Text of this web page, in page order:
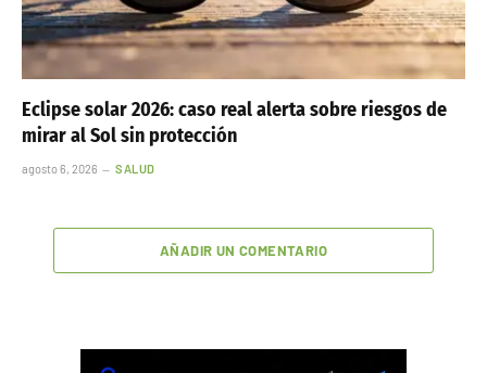
Eclipse solar 2026: caso real alerta sobre riesgos de
mirar al Sol sin protección
agosto 6, 2026 SALUD
AÑADIR UN COMENTARIO